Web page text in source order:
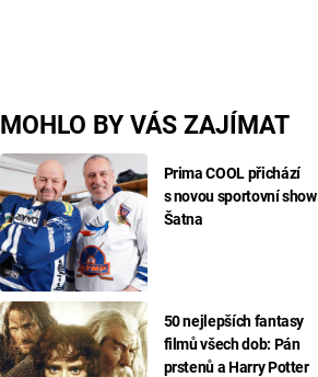
MOHLO BY VÁS ZAJÍMAT
Prima COOL přichází
s novou sportovní show
Šatna
50 nejlepších fantasy
filmů všech dob: Pán
prstenů a Harry Potter